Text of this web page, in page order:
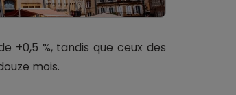
+0,5 %, tandis que ceux des
mois.